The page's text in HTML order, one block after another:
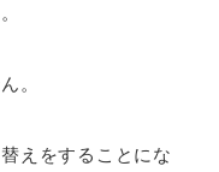
。
えをすることにな